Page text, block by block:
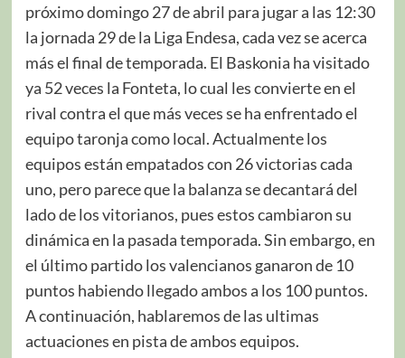
próximo domingo 27 de abril para jugar a las 12:30
la jornada 29 de la Liga Endesa, cada vez se acerca
más el final de temporada. El Baskonia ha visitado
ya 52 veces la Fonteta, lo cual les convierte en el
rival contra el que más veces se ha enfrentado el
equipo taronja como local. Actualmente los
equipos están empatados con 26 victorias cada
uno, pero parece que la balanza se decantará del
lado de los vitorianos, pues estos cambiaron su
dinámica en la pasada temporada. Sin embargo, en
el último partido los valencianos ganaron de 10
puntos habiendo llegado ambos a los 100 puntos.
A continuación, hablaremos de las ultimas
actuaciones en pista de ambos equipos.